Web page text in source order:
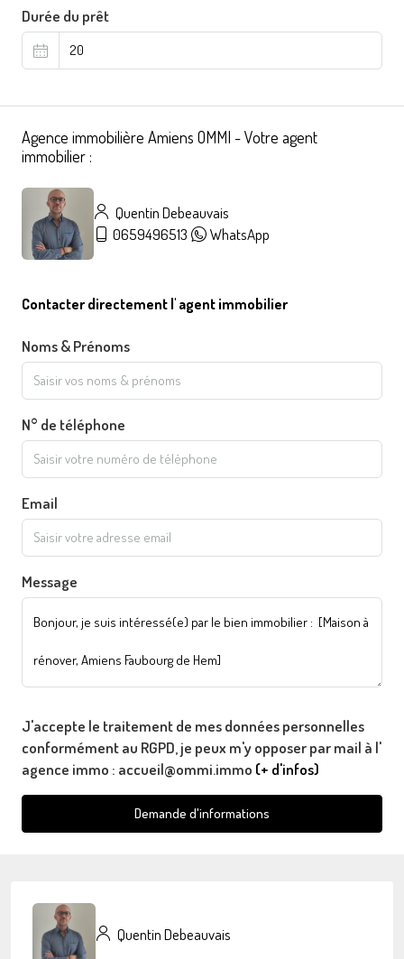
Durée du prêt
Agence immobilière Amiens OMMI - Votre agent
immobilier :
Quentin Debeauvais
0659496513
WhatsApp
Contacter directement l' agent immobilier
Noms & Prénoms
N° de téléphone
Email
Message
J'accepte le traitement de mes données personnelles
conformément au RGPD, je peux m'y opposer par mail à l'
agence immo : accueil@ommi.immo (+ d'infos)
Demande d'informations
Quentin Debeauvais